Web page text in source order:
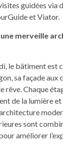
guidées via
et Viator.
une merveille
le bâtiment est
sa façade aux
rêve. Chaque
de la lumière
sont
améliorer